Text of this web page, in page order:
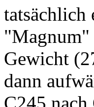
tatsächlich
"Magnum"
Gewicht
dann
C245